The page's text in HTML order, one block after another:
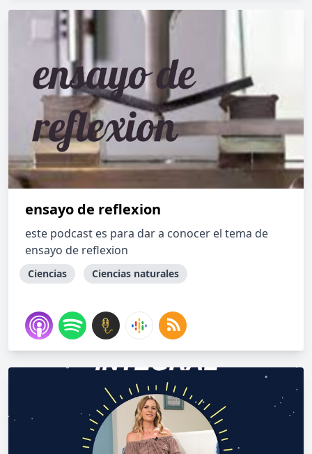
ensayo de reflexion
este podcast es para dar a conocer el tema de
ensayo de reflexion
Ciencias Ciencias naturales